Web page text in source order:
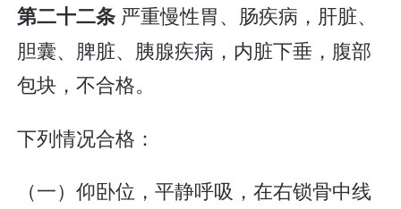
第二十二条 严重慢性胃、肠疾病，肝脏、
胆囊、脾脏、胰腺疾病，内脏下垂，腹部
包块，不合格。
下列情况合格：
（一）仰卧位，平静呼吸，在右锁骨中线